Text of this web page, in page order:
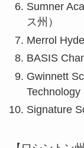
Sumner
ス州）
Merrol
BASIS
Gwinnett
Technology
Signature